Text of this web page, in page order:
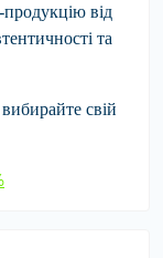
продукцію від
та
свій